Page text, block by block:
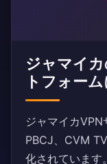
ジャマイ
トフォー
ジャマイカVPN
PBCJ、CVM
化されています